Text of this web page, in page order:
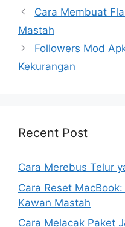
Cara Membuat
Mastah
Followers Mod
Kekurangan
Recent Post
Cara Merebus Telur
Cara Reset
Kawan Mastah
Cara Melacak Paket